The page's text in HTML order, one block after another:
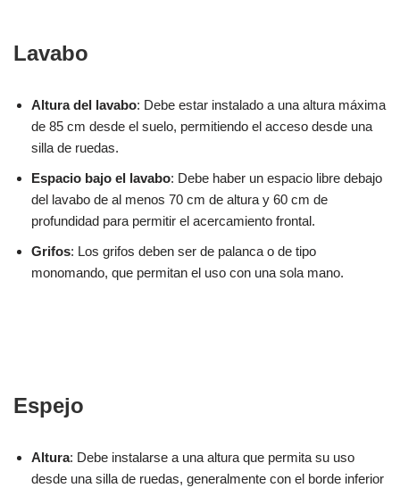
Lavabo
Altura del lavabo: Debe estar instalado a una altura máxima
de 85 cm desde el suelo, permitiendo el acceso desde una
silla de ruedas.
Espacio bajo el lavabo: Debe haber un espacio libre debajo
del lavabo de al menos 70 cm de altura y 60 cm de
profundidad para permitir el acercamiento frontal.
Grifos: Los grifos deben ser de palanca o de tipo
monomando, que permitan el uso con una sola mano.
Espejo
Altura: Debe instalarse a una altura que permita su uso
desde una silla de ruedas, generalmente con el borde inferior